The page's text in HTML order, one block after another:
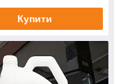
Купити